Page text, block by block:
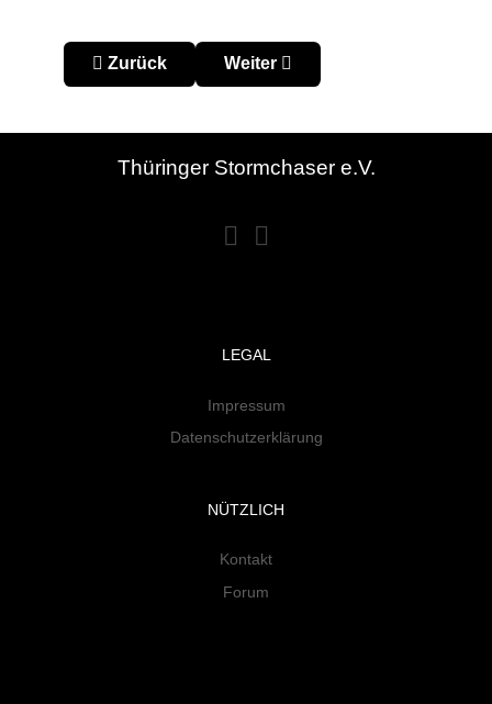
Vorheriger Beitrag: Impressum
Zurück Nächster Beitrag: 18.01.2007
Weiter
Thüringer Stormchaser e.V.
LEGAL
Impressum
Datenschutzerklärung
NÜTZLICH
Kontakt
Forum